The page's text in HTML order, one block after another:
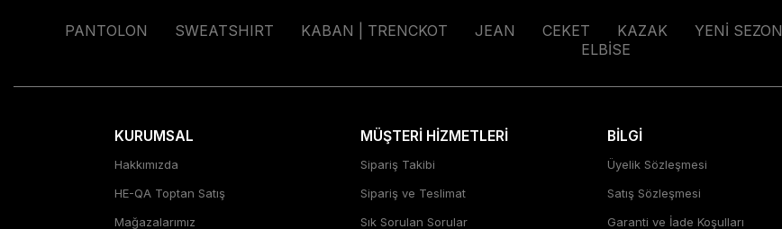
PANTOLON SWEATSHIRT KABAN | TRENCKOT JEAN CEKET KAZAK YENİ SEZON
ELBİSE
KURUMSAL
Hakkımızda
HE-QA Toptan Satış
Mağazalarımız
MÜŞTERİ HİZMETLERİ
Sipariş Takibi
Sipariş ve Teslimat
Sık Sorulan Sorular
BİLGİ
Üyelik Sözleşmesi
Satış Sözleşmesi
Garanti ve İade Koşulları